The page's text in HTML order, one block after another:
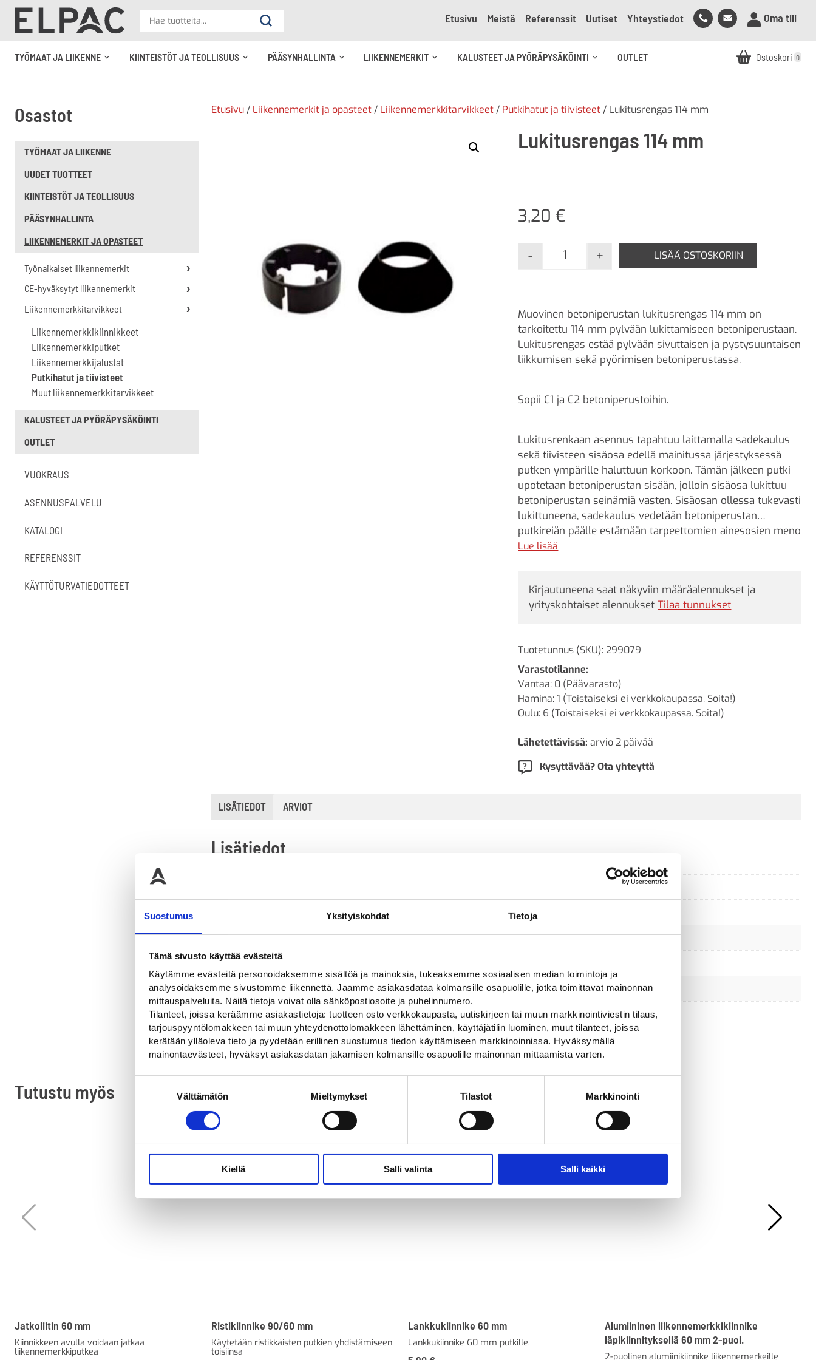
Suostumus Yksityiskohdat Tietoja
Tämä sivusto käyttää evästeitä
Käytämme evästeitä personoidaksemme sisältöä ja mainoksia, tukeaksemme sosiaalisen median toimintoja ja
analysoidaksemme sivustomme liikennettä. Jaamme asiakasdataa kolmansille osapuolille, jotka toimittavat mainonnan
mittauspalveluita. Näitä tietoja voivat olla sähköpostiosoite ja puhelinnumero.
Tilanteet, joissa keräämme asiakastietoja: tuotteen osto verkkokaupasta, uutiskirjeen tai muun markkinointiviestin tilaus,
tarjouspyyntölomakkeen tai muun yhteydenottolomakkeen lähettäminen, käyttäjätilin luominen, muut tilanteet, joissa
kerätään ylläoleva tieto ja pyydetään erillinen suostumus tiedon käyttämiseen markkinoinnissa. Hyväksymällä
mainontaevästeet, hyväksyt asiakasdatan jakamisen kolmansille osapuolille mainonnan mittaamista varten.
Välttämätön Mieltymykset Tilastot Markkinointi
Kiellä Salli valinta Salli kaikki
Hae
Hae
Etusivu Meistä Referenssit Uutiset Yhteystiedot
Soita
meille
Lähetä
meille
Oma tili
TYÖMAAT JA LIIKENNE
KIINTEISTÖT JA TEOLLISUUS
PÄÄSYNHALLINTA
LIIKENNEMERKIT
KALUSTEET JA PYÖRÄPYSÄKÖINTI
OUTLET Ostoskori 0
Osastot
TYÖMAAT JA LIIKENNE
UUDET TUOTTEET
KIINTEISTÖT JA TEOLLISUUS
PÄÄSYNHALLINTA
LIIKENNEMERKIT JA OPASTEET
Työnaikaiset liikennemerkit
CE-hyväksytyt liikennemerkit
Liikennemerkkitarvikkeet
Liikennemerkkikiinnikkeet
Liikennemerkkiputket
Liikennemerkkijalustat
Putkihatut ja tiivisteet
Muut liikennemerkkitarvikkeet
KALUSTEET JA PYÖRÄPYSÄKÖINTI
OUTLET
VUOKRAUS
ASENNUSPALVELU
KATALOGI
REFERENSSIT
KÄYTTÖTURVATIEDOTTEET
Etusivu / Liikennemerkit ja opasteet / Liikennemerkkitarvikkeet / Putkihatut ja tiivisteet / Lukitusrengas 114 mm
Lukitusrengas 114 mm
3,20€
Lukitusrengas 114 mm määrä
- + LISÄÄ OSTOSKORIIN
Muovinen betoniperustan lukitusrengas 114 mm on
tarkoitettu 114 mm pylvään lukittamiseen betoniperustaan.
Lukitusrengas estää pylvään sivuttaisen ja pystysuuntaisen
liikkumisen sekä pyörimisen betoniperustassa.
Sopii C1 ja C2 betoniperustoihin.
Lukitusrenkaan asennus tapahtuu laittamalla sadekaulus
sekä tiivisteen sisäosa edellä mainitussa järjestyksessä
putken ympärille haluttuun korkoon. Tämän jälkeen putki
upotetaan betoniperustan sisään, jolloin sisäosa lukittuu
betoniperustan seinämiä vasten. Sisäosan ollessa tukevasti
lukittuneena, sadekaulus vedetään betoniperustan
putkireiän päälle estämään tarpeettomien ainesosien meno
betoniperustan sisään.
Lue lisää
Kirjautuneena saat näkyviin määräalennukset ja
yrityskohtaiset alennuksetTilaa tunnukset
Tuotetunnus (SKU): 299079
Varastotilanne:
Vantaa: 0 (Päävarasto)
Hamina: 1 (Toistaiseksi ei verkkokaupassa. Soita!)
Oulu: 6 (Toistaiseksi ei verkkokaupassa. Soita!)
Lähetettävissä:arvio 2 päivää
Kysyttävää? Ota yhteyttä
LISÄTIEDOT ARVIOT
Lisätiedot
Korkeus 50
Leveys
Materiaali Muovi
Tutustu myös
Jatkoliitin 60 mm
Kiinnikkeen avulla voidaan jatkaa
liikennemerkkiputkea
Ristikiinnike 90/60 mm
Käytetään ristikkäisten putkien yhdistämiseen
toisiinsa
Lankkukiinnike 60 mm
Lankkukiinnike 60 mm putkille.
Alumiininen liikennemerkkikiinnike
läpikiinnityksellä 60 mm 2-puol.
2-puolinen alumiinikiinnike liikennemerkeille